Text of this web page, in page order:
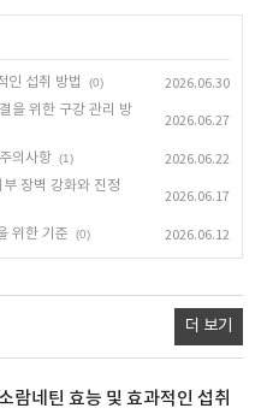
인 섭취 방법 (0)
2026.06.30
을 위한 구강 관리 방
2026.06.27
의사항 (1)
2026.06.22
장벽 강화와 진정
2026.06.17
위한 기준 (0) 2026.06.12
더 보기
람네틴 효능 및 효과적인 섭취